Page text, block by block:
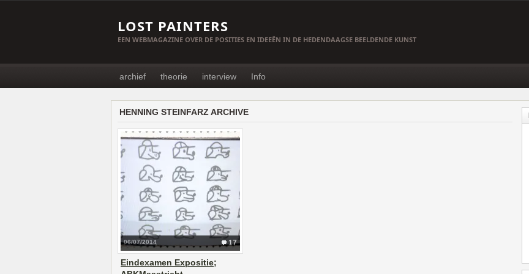
LOST PAINTERS
EEN WEBMAGAZINE OVER DE POSITIES EN IDEEËN IN DE HEDENDAAGSE BEELDENDE KUNST
archief theorie interview Info
HENNING STEINFARZ ARCHIVE
17
06/07/2014
Eindexamen Expositie;